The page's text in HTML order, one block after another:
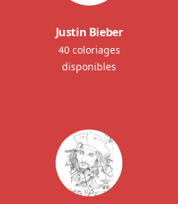
Justin Bieber
40 coloriages
disponibles